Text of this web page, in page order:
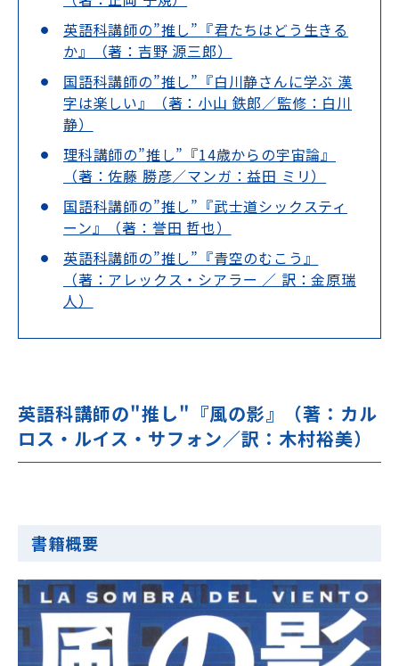
英語科講師の”推し”『君たちはどう生きる
か』（著：吉野 源三郎）
国語科講師の”推し”『白川静さんに学ぶ 漢
字は楽しい』（著：小山 鉄郎／監修：白川
静）
理科講師の”推し”『14歳からの宇宙論』
（著：佐藤 勝彦／マンガ：益田 ミリ）
国語科講師の”推し”『武士道シックスティ
ーン』（著：誉田 哲也）
英語科講師の”推し”『青空のむこう』
（著：アレックス・シアラー ／ 訳：金原瑞
人）
英語科講師の"推し"『風の影』（著：カル
ロス・ルイス・サフォン／訳：木村裕美）
書籍概要